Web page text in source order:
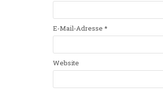
E-Mail-Adresse *
Website